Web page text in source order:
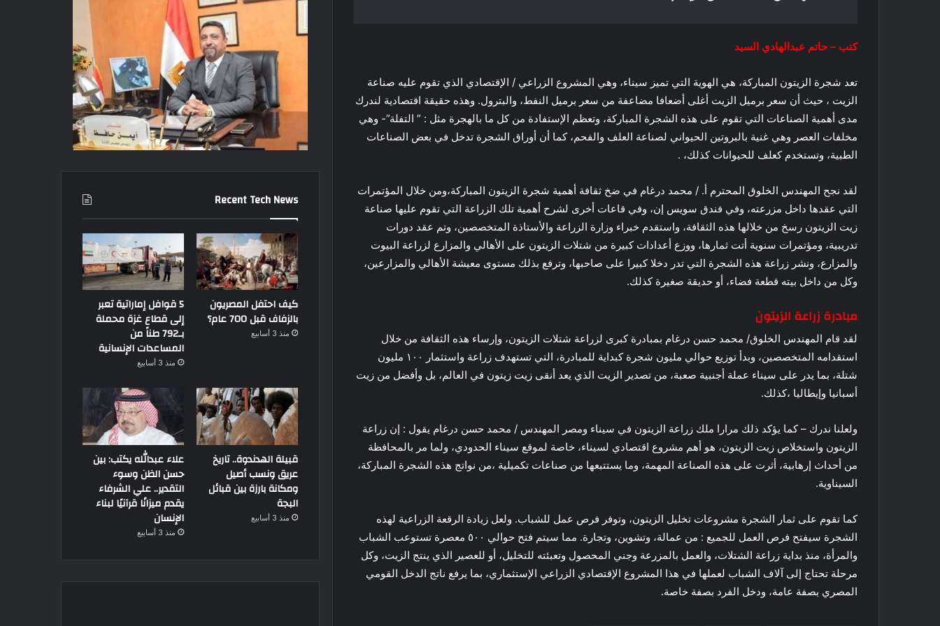
كتب – حاتم عبدالهادي السيد
تعد شجرة الزيتون المباركة، هي الهوية التي تميز سيناء، وهي المشروع الزراعي / الإقتصادي الذي تقوم عليه صناعة
الزيت ، حيث أن سعر برميل الزيت أغلى أضعافا مضاعفة من سعر برميل النفط، والبترول. وهذه حقيقة اقتصادية لندرك
مدى أهمية الصناعات التي تقوم على هذه الشجرة المباركة، وتعظم الإستفادة من كل ما بالهجرة مثل : ” التفلة”- وهي
مخلفات العصر وهي غنية بالبروتين الحيواني لصناعة العلف والفحم، كما أن أوراق الشجرة تدخل في بعض الصناعات
الطبية، وتستخدم كعلف للحيوانات كذلك، .
لقد نجح المهندس الخلوق المحترم أ. / محمد درغام في ضخ ثقافة أهمية شجرة الزيتون المباركة،ومن خلال المؤتمرات
التي عقدها داخل مزرعته، وفي فندق سويس إن، وفي قاعات أخرى لشرح أهمية تلك الزراعة التي تقوم عليها صناعة
زيت الزيتون رسخ من خلالها هذه الثقافة، واستقدم خبراء وزارة الزراعة والأستاذة المتخصصين، وتم عقد دورات
تدريبية، ومؤتمرات سنوية أتت ثمارها، ووزع أعدادات كبيرة من شتلات الزيتون على الأهالي والمزارع لزراعة البيوت
والمزارع، ونشر زراعة هذه الشجرة التي تدر دخلا كبيرا على صاحبها، وترفع بذلك مستوى معيشة الأهالي والمزارعين،
وكل من داخل بيته قطعة فضاء، أو حديقة صغيرة كذلك.
مبادرة زراعة الزيتون
لقد قام المهندس الخلوق/ محمد حسن درغام بمبادرة كبرى لزراعة شتلات الزيتون، وإرساء هذه الثقافة من خلال
استقدامه المتخصصين، وبدأ توزيع حوالي مليون شجرة كبداية للمبادرة، التي تستهدف زراعة واستثمار ١٠٠ مليون
شتلة، بما يدر على سيناء عملة أجنبية صعبة، من تصدير الزيت الذي يعد أنقى زيت زيتون في العالم، بل وأفضل من زيت
أسبانيا وإيطاليا ،كذلك.
ولعلنا ندرك – كما يؤكد ذلك مرارا ملك زراعة الزيتون في سيناء ومصر المهندس / محمد حسن درغام يقول : إن زراعة
الزيتون واستخلاص زيت الزيتون، هو أهم مشروع اقتصادي لسيناء، خاصة لموقع سيناء الحدودي، ولما مر بالمحافظة
من أحداث إرهابية، أثرت على هذه الصناعة المهمة، وما يستتبعها من صناعات تكميلية ،من نواتج هذه الشجرة المباركة،
السيناوية.
كما تقوم على ثمار الشجرة مشروعات تخليل الزيتون، وتوفر فرص عمل للشباب. ولعل زيادة الرقعة الزراعية لهذه
الشجرة سيفتح فرص العمل للجميع : من عمالة، وتشوين، وتجارة. مما سيتم فتح حوالي ٥٠٠ معصرة تستوعب الشباب
والمرأة، منذ بداية زراعة الشتلات، والعمل بالمزرعة وجني المحصول وتعبئته للتخليل، أو للعصير الذي ينتج الزيت، وكل
مرحلة تحتاج إلى آلاف الشباب لعملها في هذا المشروع الإقتصادي الزراعي الإستثماري، بما يرفع ناتج الدخل القومي
المصري بصفة عامة، ودخل الفرد بصفة خاصة.
Recent Tech News
كيف احتفل المصريون
بالزفاف قبل 700 عام؟
منذ 3 أسابيع
5 قوافل إماراتية تعبر
إلى قطاع غزة محملة
بـ792 طناً من
المساعدات الإنسانية
منذ 3 أسابيع
قبيلة الهدندوة.. تاريخ
عريق ونسب أصيل
ومكانة بارزة بين قبائل
البجة
منذ 3 أسابيع
علاء عبدالله يكتب: بين
حسن الظن وسوء
التقدير.. علي الشرفاء
يقدم ميزانًا قرآنيًا لبناء
الإنسان
منذ 3 أسابيع